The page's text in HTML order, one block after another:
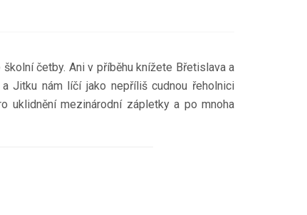
četby. Ani v příběhu knížete Břetislava a
Jitku nám líčí jako nepříliš cudnou řeholnici
uklidnění mezinárodní zápletky a po mnoha